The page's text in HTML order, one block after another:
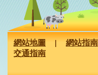
網站地圖
網站指南
交通指南